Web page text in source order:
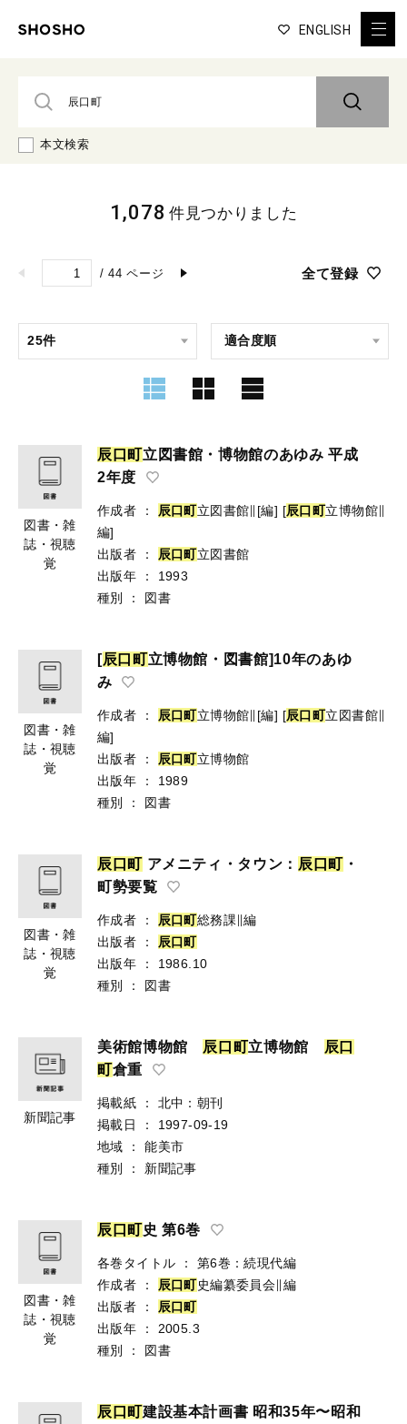
ENGLISH
本文検索
/ 44 ページ 全て登録
1,078 件見つかりました
図書・雑
誌・視聴
覚
辰 口 町立図書館・博物館のあゆみ 平成
2年度
作成者 ： 辰口町立図書館∥[編] [辰口町立博物館∥
編]
出版者
： 辰口町立図書館
出版年
：
1993
種別
： 図書
図書・雑
誌・視聴
覚
[辰 口 町立博物館・図書館]10年のあゆ
み
作成者 ： 辰口町立博物館∥[編] [辰口町立図書館∥
編]
出版者
： 辰口町立博物館
出版年
：
1989
種別
： 図書
図書・雑
誌・視聴
覚
辰 口 町アメニティ・タウン： 辰 口 町・
町勢要覧
作成者 ： 辰口町総務課∥編
出版者
： 辰口町
出版年
：
1986.10
種別
： 図書
新聞記事
美術館博物館 辰 口 町立博物館 辰 口
町倉重
掲載紙 ：
北中：朝刊
掲載日
：
1997-09-19
地域
：
能美市
種別
： 新聞記事
図書・雑
誌・視聴
覚
辰 口 町史 第6巻
各巻タイトル ：
第6巻：続現代編
作成者
： 辰口町史編纂委員会∥編
出版者
： 辰口町
出版年
：
2005.3
種別
： 図書
辰 口 町建設基本計画書 昭和35年〜昭和